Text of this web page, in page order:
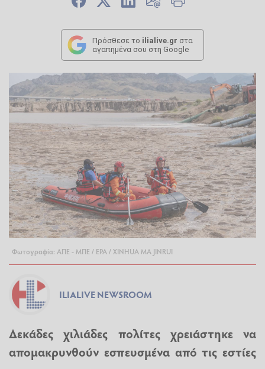
Πρόσθεσε το ilialive.gr στα
αγαπημένα σου στη Google
Φωτογραφία: ΑΠΕ - ΜΠΕ / EPA / XINHUA MA JINRUI
ILIALIVE NEWSROOM
Δεκάδες χιλιάδες πολίτες χρειάστηκε να
απομακρυνθούν εσπευσμένα από τις εστίες